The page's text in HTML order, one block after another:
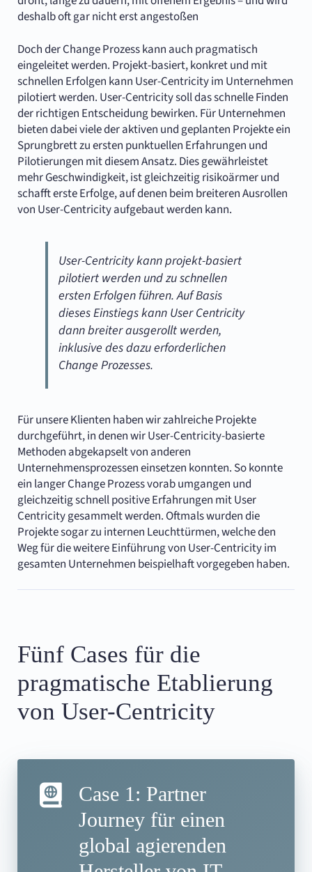
deshalb oft gar nicht erst angestoßen
Doch der Change Prozess kann auch pragmatisch
eingeleitet werden. Projekt-basiert, konkret und mit
schnellen Erfolgen kann User-Centricity im Unternehmen
pilotiert werden. User-Centricity soll das schnelle Finden
der richtigen Entscheidung bewirken. Für Unternehmen
bieten dabei viele der aktiven und geplanten Projekte ein
Sprungbrett zu ersten punktuellen Erfahrungen und
Pilotierungen mit diesem Ansatz. Dies gewährleistet
mehr Geschwindigkeit, ist gleichzeitig risikoärmer und
schafft erste Erfolge, auf denen beim breiteren Ausrollen
von User-Centricity aufgebaut werden kann.
User-Centricity kann projekt-basiert
pilotiert werden und zu schnellen
ersten Erfolgen führen. Auf Basis
dieses Einstiegs kann User Centricity
dann breiter ausgerollt werden,
inklusive des dazu erforderlichen
Change Prozesses.
Für unsere Klienten haben wir zahlreiche Projekte
durchgeführt, in denen wir User-Centricity-basierte
Methoden abgekapselt von anderen
Unternehmensprozessen einsetzen konnten. So konnte
ein langer Change Prozess vorab umgangen und
gleichzeitig schnell positive Erfahrungen mit User
Centricity gesammelt werden. Oftmals wurden die
Projekte sogar zu internen Leuchttürmen, welche den
Weg für die weitere Einführung von User-Centricity im
gesamten Unternehmen beispielhaft vorgegeben haben.
Fünf Cases für die
pragmatische Etablierung
von User-Centricity
Case 1: Partner
Journey für einen
global agierenden